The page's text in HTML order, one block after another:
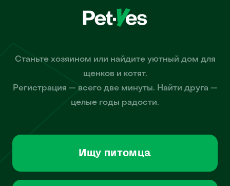
Станьте хозяином или найдите уютный дом для
щенков и котят.
Регистрация — всего две минуты. Найти друга —
целые годы радости.
Ищу питомца